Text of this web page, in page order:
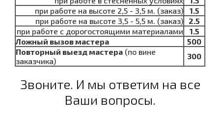
при работе на высоте 2,5 - 3,5 м. (заказ)
1.5
при работе на высоте 3,5 - 5,5 м. (заказ)
2.5
при работе с дорогостоящими материалами
1.5
Ложный вызов мастера
500
Повторный выезд мастера (по вине
заказчика)
300
Звоните. И мы ответим на все
Ваши вопросы.